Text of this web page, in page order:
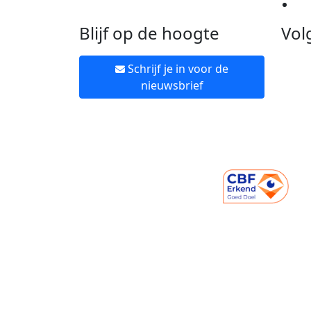
Blijf op de hoogte
Schrijf je in voor de
nieuwsbrief